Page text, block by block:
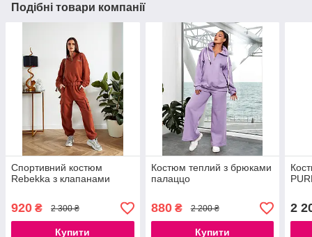
Подібні товари компанії
Спортивний костюм
Rebekka з клапанами
920 ₴ 2 300 ₴
Купити
Костюм теплий з брюками
палаццо
880₴ 2 200 ₴
Купити
2